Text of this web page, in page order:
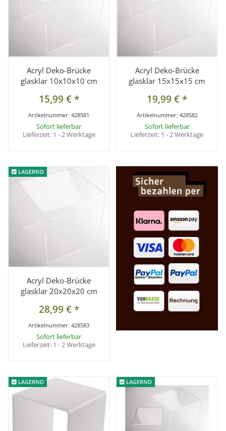
Acryl Deko-Brücke
glasklar 10x10x10 cm
15,99 €*
Artikelnummer:428581
Sofort lieferbar
Lieferzeit: 1 - 2 Werktage
Acryl Deko-Brücke
glasklar 15x15x15 cm
19,99 €*
Artikelnummer: 428582
Sofort lieferbar
Lieferzeit: 1 - 2 Werktage
LAGERND
LAGERND
Acryl Deko-Brücke
glasklar 20x20x20 cm
28,99 €*
Artikelnummer:428583
Sofort lieferbar
Lieferzeit: 1 - 2 Werktage
LAGERND
LAGERND LAGERND
LAGERND